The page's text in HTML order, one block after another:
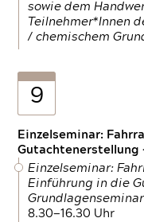
sowie dem
Teilnehmer*Innen
/ chemischem
9
Einzelseminar:
Gutachtenerstellung
Einzelseminar:
Einführung in die
Grundlagenseminar
8.30—16.30 Uhr